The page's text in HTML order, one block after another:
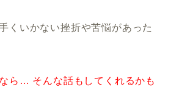
くいかない挫折や苦悩があった
ら… そんな話もしてくれるかも